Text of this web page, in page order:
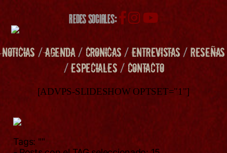
REDES SOCIALES:
NOTICIAS /AGENDA/ CRONICAS/ENTREVISTAS/RESEÑAS
/ESPECIALES/CONTACTO
[ADVPS-SLIDESHOW OPTSET="1"]
Tags: ""